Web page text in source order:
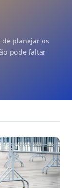
de planejar os
pode faltar
seus dados com
atendimento via
/politica-de-